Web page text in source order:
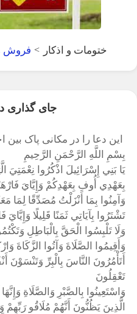
ختومات و اذکار > فروش
جای گذاری
این دعا را در مکانی پاک
بِسْمِ اللَّهِ الرَّحْمَنِ الرَّحِيمِ
يَا بَنِي إِسْرَائِيلَ اذْكُرُوا نِعْمَتِيَ
بِعَهْدِي أُوفِ بِعَهْدِكُمْ وَإِيَّايَ
وَآمِنُوا بِمَا أَنْزَلْتُ مُصَدِّقًا لِمَا
تَشْتَرُوا بِآيَاتِي ثَمَنًا قَلِيلًا وَإِيَّايَ
وَلَا تَلْبِسُوا الْحَقَّ بِالْبَاطِلِ
وَأَقِيمُوا الصَّلَاةَ وَآتُوا الزَّكَاةَ
أَتَأْمُرُونَ النَّاسَ بِالْبِرِّ وَتَنْسَوْنَ
تَعْقِلُونَ
وَاسْتَعِينُوا بِالصَّبْرِ وَالصَّلَاةِ
الَّذِينَ يَظُنُّونَ أَنَّهُمْ مُلَاقُو رَبِّهِمْ